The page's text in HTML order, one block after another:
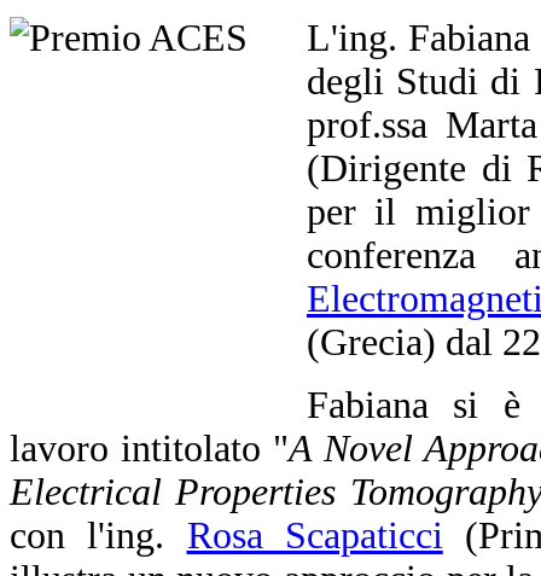
L'ing.
degli Studi di
prof.ssa
(Dirigente di
per il miglior
conferenza
(Grecia) dal
Fabiana si è
lavoro intitolato "A Novel
Electrical Properties
con l'ing. Rosa Scapaticci